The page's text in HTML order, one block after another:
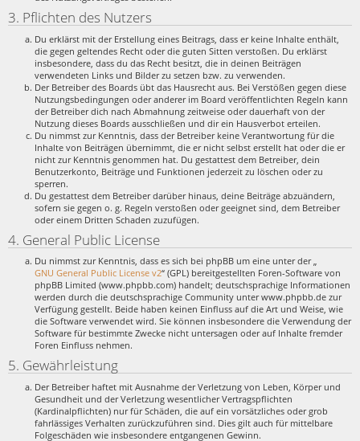
3. Pflichten des Nutzers
Du erklärst mit der Erstellung eines Beitrags, dass er keine Inhalte enthält,
die gegen geltendes Recht oder die guten Sitten verstoßen. Du erklärst
insbesondere, dass du das Recht besitzt, die in deinen Beiträgen
verwendeten Links und Bilder zu setzen bzw. zu verwenden.
Der Betreiber des Boards übt das Hausrecht aus. Bei Verstößen gegen diese
Nutzungsbedingungen oder anderer im Board veröffentlichten Regeln kann
der Betreiber dich nach Abmahnung zeitweise oder dauerhaft von der
Nutzung dieses Boards ausschließen und dir ein Hausverbot erteilen.
Du nimmst zur Kenntnis, dass der Betreiber keine Verantwortung für die
Inhalte von Beiträgen übernimmt, die er nicht selbst erstellt hat oder die er
nicht zur Kenntnis genommen hat. Du gestattest dem Betreiber, dein
Benutzerkonto, Beiträge und Funktionen jederzeit zu löschen oder zu
sperren.
Du gestattest dem Betreiber darüber hinaus, deine Beiträge abzuändern,
sofern sie gegen o. g. Regeln verstoßen oder geeignet sind, dem Betreiber
oder einem Dritten Schaden zuzufügen.
4. General Public License
Du nimmst zur Kenntnis, dass es sich bei phpBB um eine unter der „
GNU General Public License v2“ (GPL) bereitgestellten Foren-Software von
phpBB Limited (www.phpbb.com) handelt; deutschsprachige Informationen
werden durch die deutschsprachige Community unter www.phpbb.de zur
Verfügung gestellt. Beide haben keinen Einfluss auf die Art und Weise, wie
die Software verwendet wird. Sie können insbesondere die Verwendung der
Software für bestimmte Zwecke nicht untersagen oder auf Inhalte fremder
Foren Einfluss nehmen.
5. Gewährleistung
Der Betreiber haftet mit Ausnahme der Verletzung von Leben, Körper und
Gesundheit und der Verletzung wesentlicher Vertragspflichten
(Kardinalpflichten) nur für Schäden, die auf ein vorsätzliches oder grob
fahrlässiges Verhalten zurückzuführen sind. Dies gilt auch für mittelbare
Folgeschäden wie insbesondere entgangenen Gewinn.